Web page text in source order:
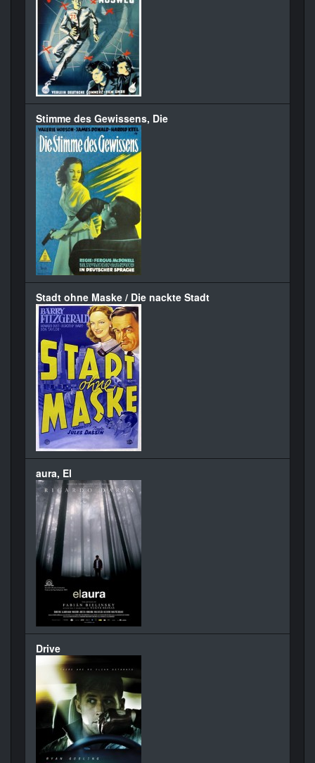
Stimme des Gewissens, Die
Stadt ohne Maske / Die nackte Stadt
aura, El
Drive